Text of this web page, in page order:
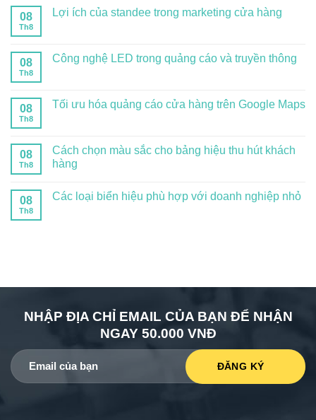
08
Th8
Lợi ích của standee trong marketing cửa hàng
08
Th8
Công nghệ LED trong quảng cáo và truyền thông
08
Th8
Tối ưu hóa quảng cáo cửa hàng trên Google Maps
08
Th8
Cách chọn màu sắc cho bảng hiệu thu hút khách
hàng
08
Th8
Các loại biển hiệu phù hợp với doanh nghiệp nhỏ
NHẬP ĐỊA CHỈ EMAIL CỦA BẠN ĐỂ NHẬN
NGAY 50.000 VNĐ